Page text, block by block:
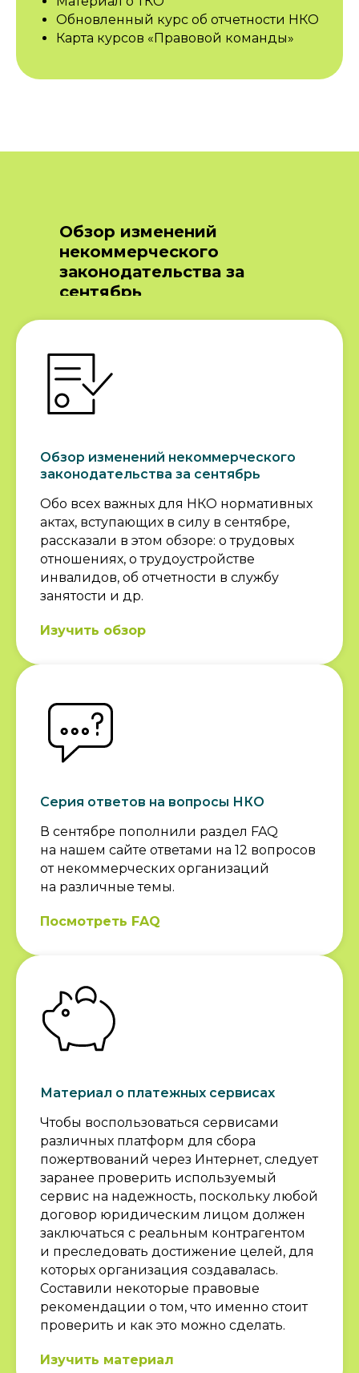
Обновленный курс об отчетности НКО
Карта курсов «Правовой команды»
Обзор изменений
некоммерческого
законодательства за
сентябрь
Обзор изменений некоммерческого
законодательства за сентябрь
Обо всех важных для НКО нормативных
актах, вступающих в силу в сентябре,
рассказали в этом обзоре: о трудовых
отношениях, о трудоустройстве
инвалидов, об отчетности в службу
занятости и др.
Изучить обзор
Серия ответов на вопросы НКО
В сентябре пополнили раздел FAQ
на нашем сайте ответами на 12 вопросов
от некоммерческих организаций
на различные темы.
Посмотреть FAQ
Материал о платежных сервисах
Чтобы воспользоваться сервисами
различных платформ для сбора
пожертвований через Интернет, следует
заранее проверить используемый
сервис на надежность, поскольку любой
договор юридическим лицом должен
заключаться с реальным контрагентом
и преследовать достижение целей, для
которых организация создавалась.
Составили некоторые правовые
рекомендации о том, что именно стоит
проверить и как это можно сделать.
Изучить материал